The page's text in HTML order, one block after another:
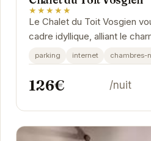
★★★★★
Le Chalet du Toit Vosgien
cadre idyllique, alliant le
chalet traditionnel au confort
parking internet chambres-
126€ /nuit